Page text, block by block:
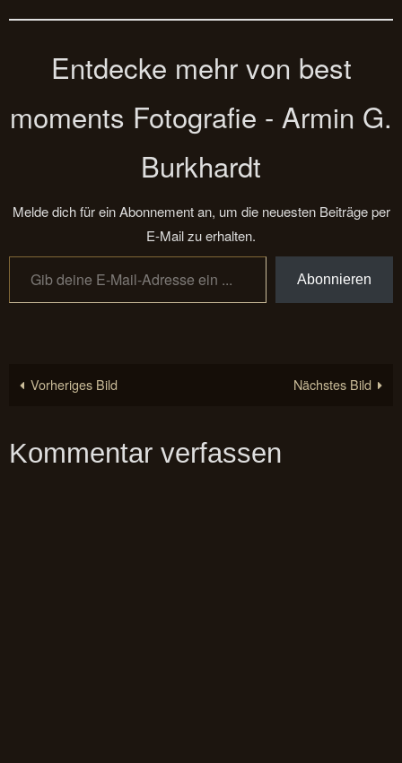
Entdecke mehr von best
moments Fotografie - Armin G.
Burkhardt
Melde dich für ein Abonnement an, um die neuesten Beiträge per
E-Mail zu erhalten.
Gib deine E-Mail-Adresse ein ...
Abonnieren
Vorheriges Bild Nächstes Bild
Kommentar verfassen